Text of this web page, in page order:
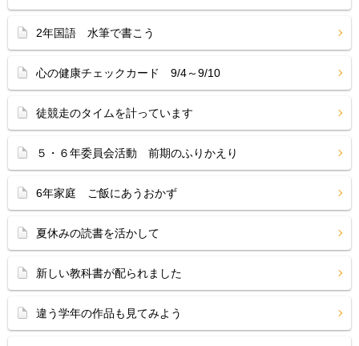
2年国語 水筆で書こう
心の健康チェックカード 9/4～9/10
徒競走のタイムを計っています
５・６年委員会活動 前期のふりかえり
6年家庭 ご飯にあうおかず
夏休みの読書を活かして
新しい教科書が配られました
違う学年の作品も見てみよう